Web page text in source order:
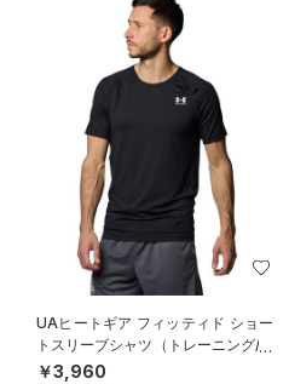
UAヒートギア フィッティド ショー
トスリーブシャツ（トレーニング/M
EN）
￥3,960